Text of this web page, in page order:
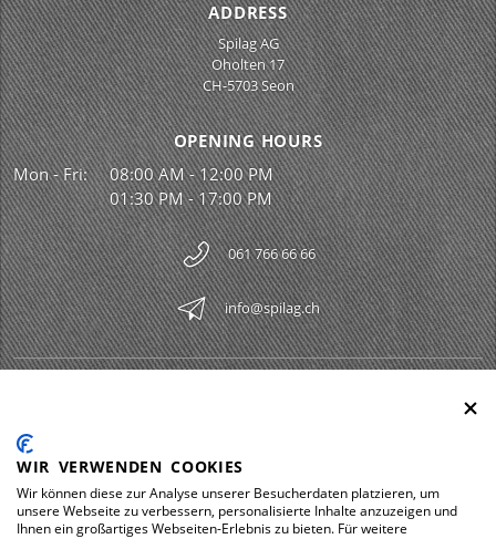
ADDRESS
Spilag AG
Oholten 17
CH-5703 Seon
OPENING HOURS
Mon - Fri:
08:00 AM - 12:00 PM
01:30 PM - 17:00 PM
061 766 66 66
info@spilag.ch
LEGAL
DOWNLOADS
WIR VERWENDEN COOKIES
Wir können diese zur Analyse unserer Besucherdaten platzieren, um
unsere Webseite zu verbessern, personalisierte Inhalte anzuzeigen und
Ihnen ein großartiges Webseiten-Erlebnis zu bieten. Für weitere